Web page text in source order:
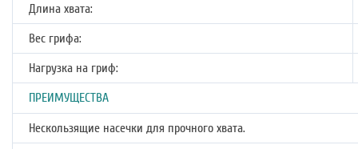
Длина хвата:
Вес грифа:
Нагрузка на гриф:
ПРЕИМУЩЕСТВА
Нескользящие насечки для прочного хвата.